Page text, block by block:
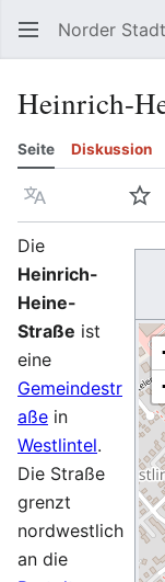
Norder
Heinrich-
Seite Diskussion
Sprache
Die
Heinrich-
Heine-
Straße ist
eine
Gemeindestr
aße in
Westlintel.
Die Straße
grenzt
nordwestlich
an die